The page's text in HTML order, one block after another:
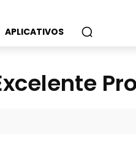
APLICATIVOS